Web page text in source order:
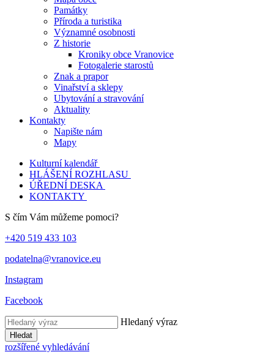
Památky
Příroda a turistika
Významné osobnosti
Z historie
Kroniky obce Vranovice
Fotogalerie starostů
Znak a prapor
Vinařství a sklepy
Ubytování a stravování
Aktuality
Kontakty
Napište nám
Mapy
Kulturní kalendář
HLÁŠENÍ ROZHLASU
ÚŘEDNÍ DESKA
KONTAKTY
S čím Vám můžeme pomoci?
+420 519 433 103
podatelna@vranovice.eu
Instagram
Facebook
Hledaný výraz
Hledat
rozšířené vyhledávání